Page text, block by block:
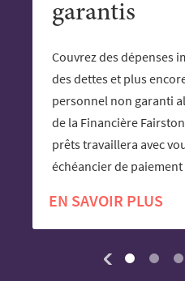
garantis
Couvrez des dépenses
des dettes et plus
personnel non garanti
de la Financière
prêts travaillera avec
échéancier de
EN SAVOIR PLUS